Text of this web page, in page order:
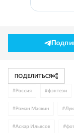
ПОДЕЛИТЬСЯ
# Россия #фэнтези
# Роман Маякин #
#Аскар Ильясов #